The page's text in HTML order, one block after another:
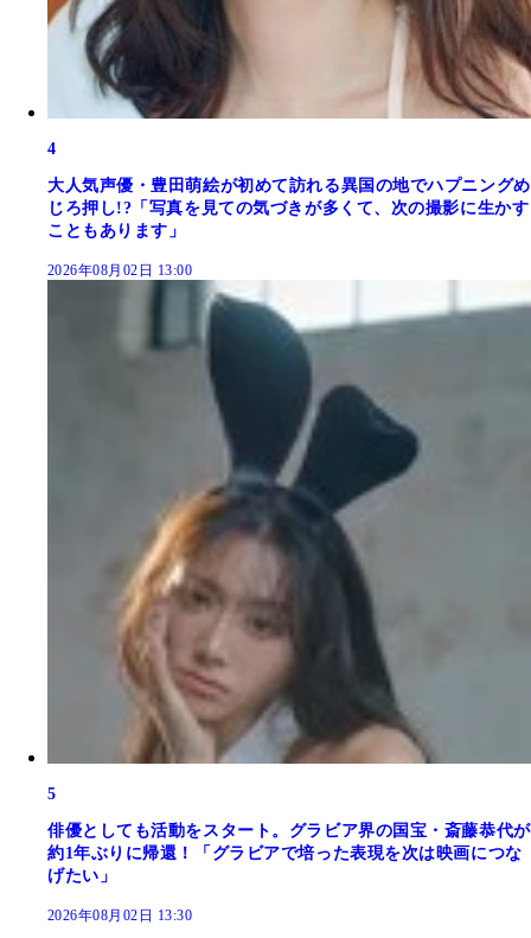
4
大人気声優・豊田萌絵が初めて訪れる異国の地でハプニングめ
じろ押し!?「写真を見ての気づきが多くて、次の撮影に生かす
こともあります」
2026年08月02日 13:00
5
俳優としても活動をスタート。グラビア界の国宝・斎藤恭代が
約1年ぶりに帰還！「グラビアで培った表現を次は映画につな
げたい」
2026年08月02日 13:30